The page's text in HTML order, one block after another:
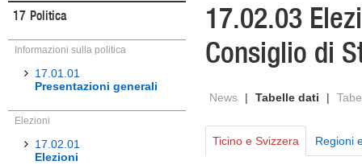
17 Politica
Informazioni sulla politica
17.01.01
Presentazioni generali
Elezioni
17.02.01
Elezioni
17.02.03
Consiglio di
News | Tabelle dati |
Ticino e Svizzera Regioni